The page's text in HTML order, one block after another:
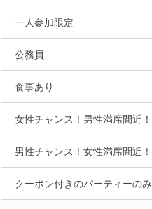
一人参加限定
公務員
食事あり
女性チャンス！男性満席間近！
男性チャンス！女性満席間近！
クーポン付きのパーティーのみ